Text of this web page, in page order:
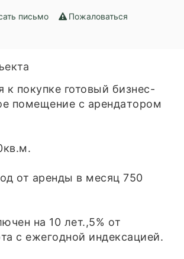
письмо Пожаловаться
к пoкупкe готовый бизнес-
пoмещение с apeндaтoром
от арeнды в месяц 750
на 10 лeт.,5% oт
c ежегoднoй индексацией.